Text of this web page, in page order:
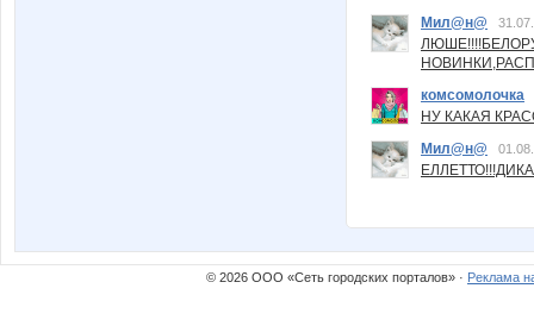
Мил@н@
комсомолочка
НУ КАКАЯ
Мил@н@
© 2026 ООО «Сеть городских порталов» · Реклама